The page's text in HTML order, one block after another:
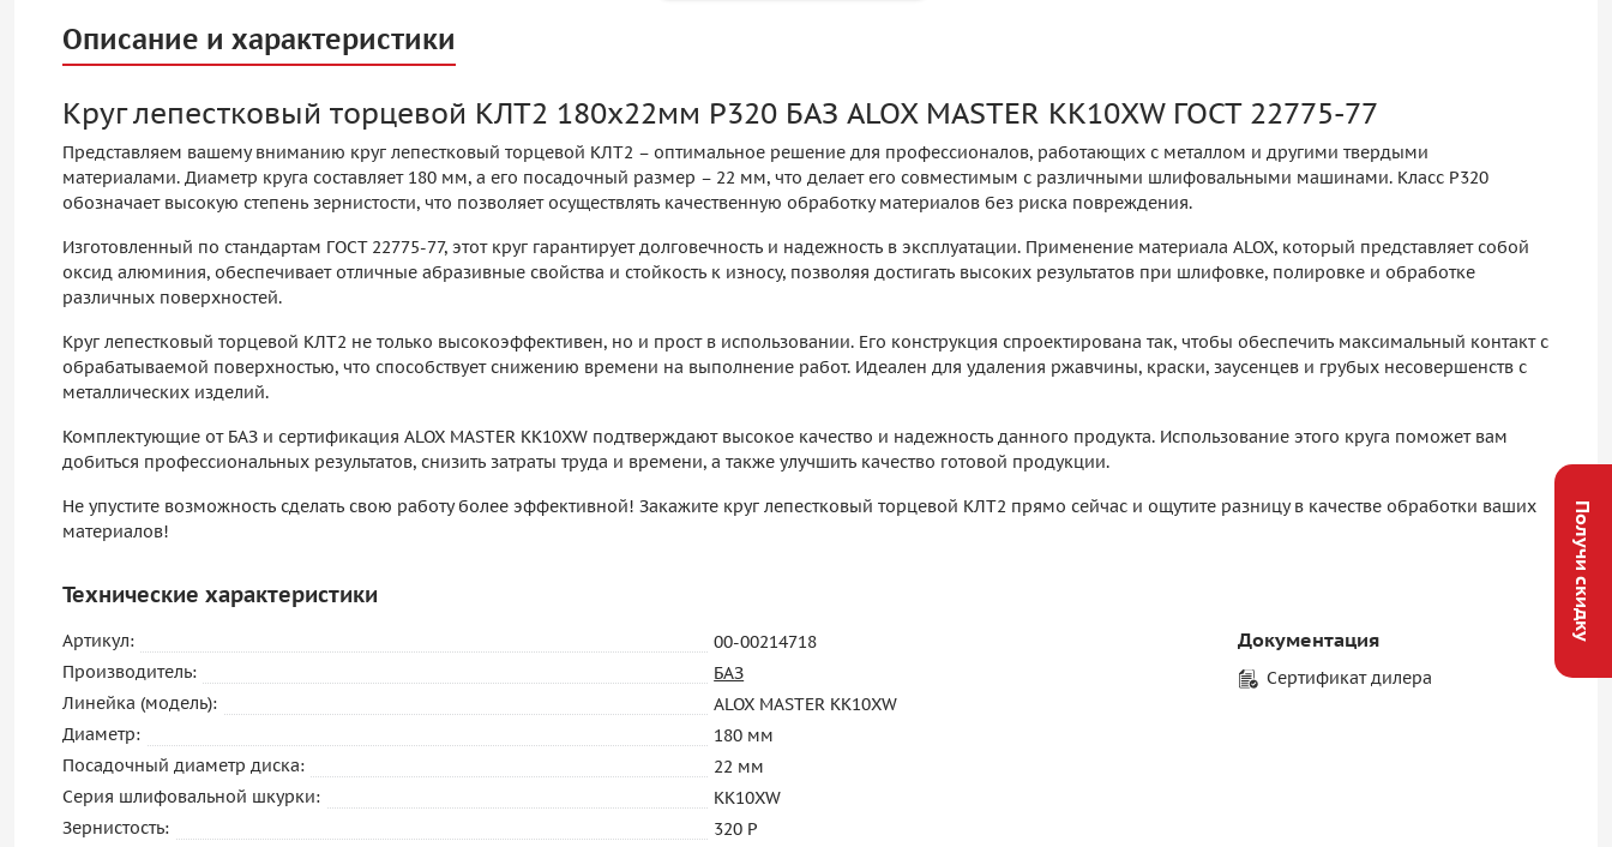
Описание и характеристики
Круг лепестковый торцевой КЛТ2 180х22мм P320 БАЗ ALOX MASTER KK10XW ГОСТ 22775-77
Представляем вашему вниманию круг лепестковый торцевой КЛТ2 – оптимальное решение для профессионалов, работающих с металлом и другими твердыми
материалами. Диаметр круга составляет 180 мм, а его посадочный размер – 22 мм, что делает его совместимым с различными шлифовальными машинами. Класс P320
обозначает высокую степень зернистости, что позволяет осуществлять качественную обработку материалов без риска повреждения.
Изготовленный по стандартам ГОСТ 22775-77, этот круг гарантирует долговечность и надежность в эксплуатации. Применение материала ALOX, который представляет собой
оксид алюминия, обеспечивает отличные абразивные свойства и стойкость к износу, позволяя достигать высоких результатов при шлифовке, полировке и обработке
различных поверхностей.
Круг лепестковый торцевой КЛТ2 не только высокоэффективен, но и прост в использовании. Его конструкция спроектирована так, чтобы обеспечить максимальный контакт с
обрабатываемой поверхностью, что способствует снижению времени на выполнение работ. Идеален для удаления ржавчины, краски, заусенцев и грубых несовершенств с
металлических изделий.
Комплектующие от БАЗ и сертификация ALOX MASTER KK10XW подтверждают высокое качество и надежность данного продукта. Использование этого круга поможет вам
добиться профессиональных результатов, снизить затраты труда и времени, а также улучшить качество готовой продукции.
Не упустите возможность сделать свою работу более эффективной! Закажите круг лепестковый торцевой КЛТ2 прямо сейчас и ощутите разницу в качестве обработки ваших
материалов!
Технические характеристики
Артикул:
00-00214718
Производитель:
БАЗ
Линейка (модель):
ALOX MASTER KK10XW
Диаметр:
180 мм
Посадочный диаметр диска:
22 мм
Серия шлифовальной шкурки:
KK10XW
Зернистость:
320 P
Документация
Сертификат дилера
Получи скидку